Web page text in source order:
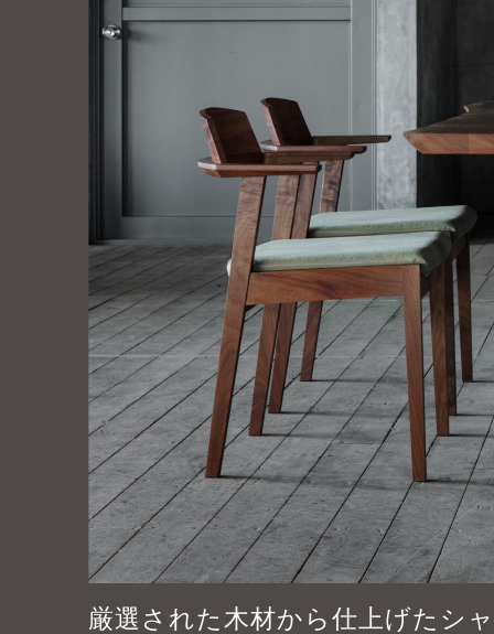
厳選された木材から仕上げたシ